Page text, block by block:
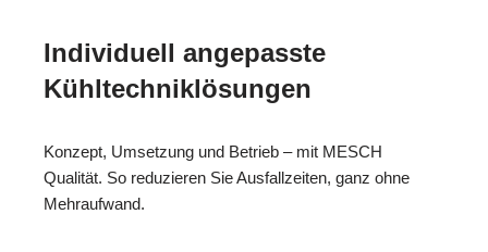
Individuell angepasste
Kühltechniklösungen
Konzept, Umsetzung und Betrieb – mit MESCH
Qualität. So reduzieren Sie Ausfallzeiten, ganz ohne
Mehraufwand.